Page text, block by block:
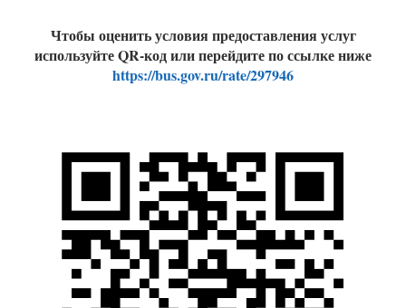
Чтобы оценить условия предоставления услуг
используйте QR-код или перейдите по ссылке ниже
https://bus.gov.ru/rate/297946